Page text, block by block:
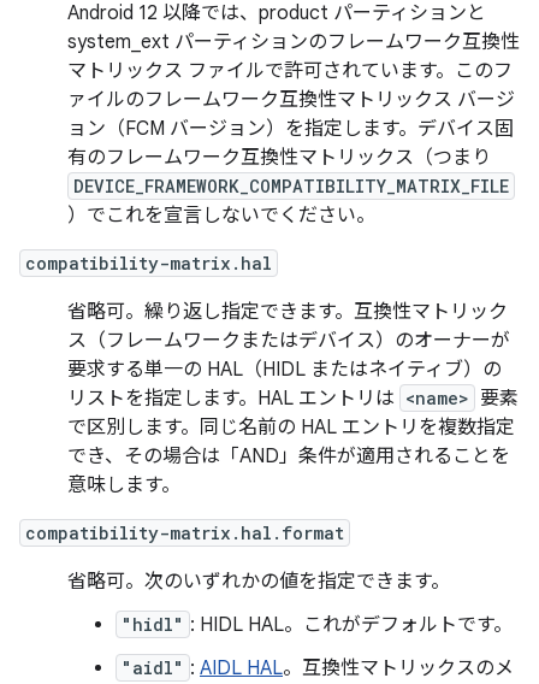
Android 12 以降では、product パーティションと
system_ext パーティションのフレームワーク互換性
マトリックス ファイルで許可されています。このフ
ァイルのフレームワーク互換性マトリックス バージ
ョン（FCM バージョン）を指定します。デバイス固
有のフレームワーク互換性マトリックス（つまり
DEVICE_FRAMEWORK_COMPATIBILITY_MATRIX_FILE
）でこれを宣言しないでください。
compatibility-matrix.hal
省略可。繰り返し指定できます。互換性マトリック
ス（フレームワークまたはデバイス）のオーナーが
要求する単一の HAL（HIDL またはネイティブ）の
リストを指定します。HAL エントリは <name> 要素
で区別します。同じ名前の HAL エントリを複数指定
でき、その場合は「AND」条件が適用されることを
意味します。
compatibility-matrix.hal.format
省略可。次のいずれかの値を指定できます。
"hidl" : HIDL HAL。これがデフォルトです。
"aidl" : AIDL HAL。互換性マトリックスのメ